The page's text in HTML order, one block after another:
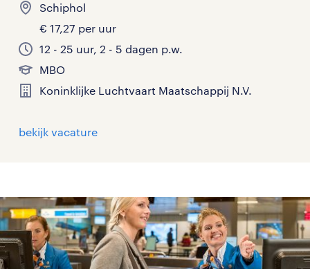
Schiphol
€ 17,27 per uur
12 - 25 uur, 2 - 5 dagen p.w.
MBO
Koninklijke Luchtvaart Maatschappij N.V.
bekijk vacature